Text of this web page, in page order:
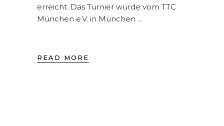
erreicht. Das Turnier wurde vom TTC
München e.V. in München
READ MORE